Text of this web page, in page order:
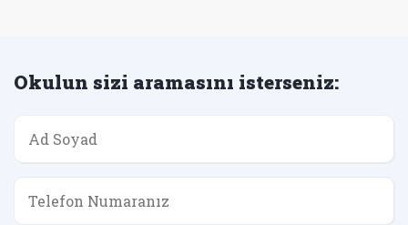
Okulun sizi aramasını isterseniz: